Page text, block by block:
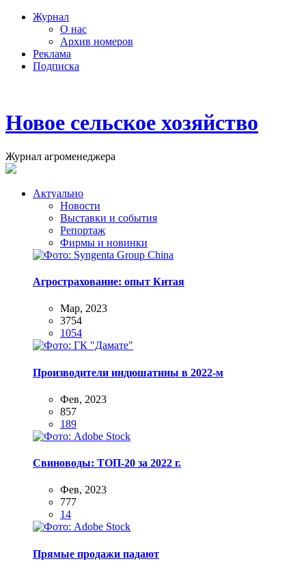
Журнал
О нас
Архив номеров
Реклама
Подписка
Новое сельское хозяйство
Журнал агроменеджера
Актуально
Новости
Выставки и события
Репортаж
Фирмы и новинки
Агрострахование: опыт Китая
Мар, 2023
3754
1054
Производители индюшатины в 2022-м
Фев, 2023
857
189
Свиноводы: ТОП-20 за 2022 г.
Фев, 2023
777
14
Прямые продажи падают